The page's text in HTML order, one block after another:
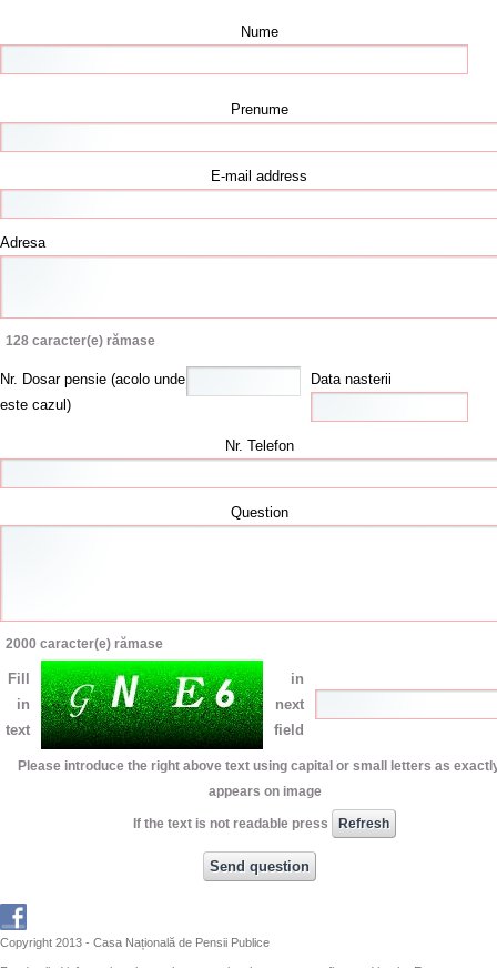
Nume
Prenume
E-mail address
Adresa
128 caracter(e) rămase
Nr. Dosar pensie (acolo unde
este cazul)
Data nasterii
Nr. Telefon
Question
2000 caracter(e) rămase
Fill
in
text
in
next
field
Please introduce the right above text using capital or small letters as
appears on image
If the text is not readable press
Copyright 2013 - Casa Națională de Pensii Publice